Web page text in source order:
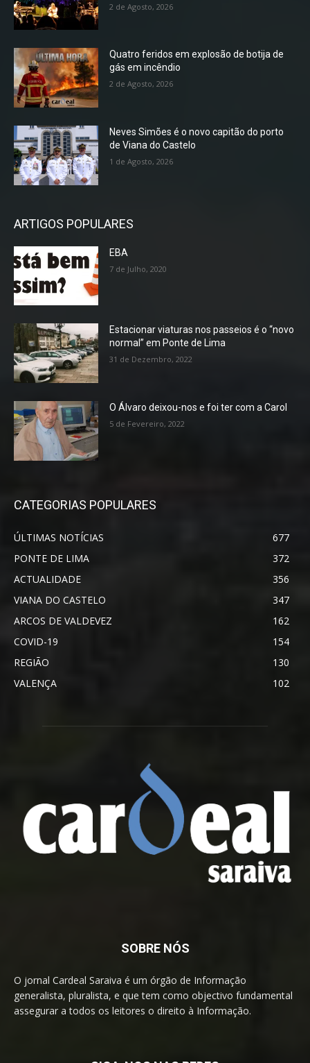
2 de Agosto, 2026
Quatro feridos em explosão de botija de
gás em incêndio
2 de Agosto, 2026
Neves Simões é o novo capitão do porto
de Viana do Castelo
1 de Agosto, 2026
ARTIGOS POPULARES
EBA
7 de Julho, 2020
Estacionar viaturas nos passeios é o “novo
normal” em Ponte de Lima
31 de Dezembro, 2022
O Álvaro deixou-nos e foi ter com a Carol
5 de Fevereiro, 2022
CATEGORIAS POPULARES
ÚLTIMAS NOTÍCIAS
677
PONTE DE LIMA
372
ACTUALIDADE
356
VIANA DO CASTELO
347
ARCOS DE VALDEVEZ
162
COVID-19
154
REGIÃO
130
VALENÇA
102
SOBRE NÓS
O jornal Cardeal Saraiva é um órgão de Informação
generalista, pluralista, e que tem como objectivo fundamental
assegurar a todos os leitores o direito à Informação.